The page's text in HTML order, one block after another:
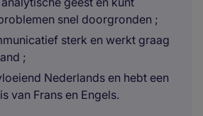
snel doorgronden ;
sterk en werkt graag
;
Nederlands en hebt een
van Frans en Engels.